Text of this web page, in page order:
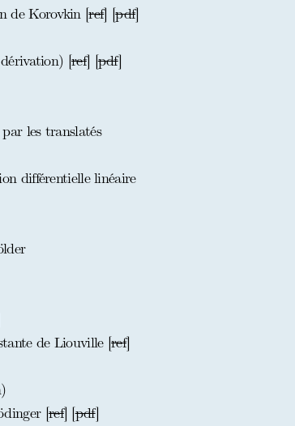
de Korovkin [ref] [pdf]
[ref] [pdf]
les translatés
différentielle linéaire
de Liouville [ref]
[ref] [pdf]